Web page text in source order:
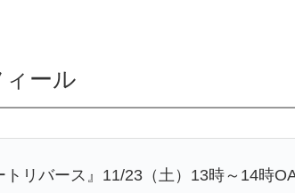
ール
リバース』11/23（土）13時～14時